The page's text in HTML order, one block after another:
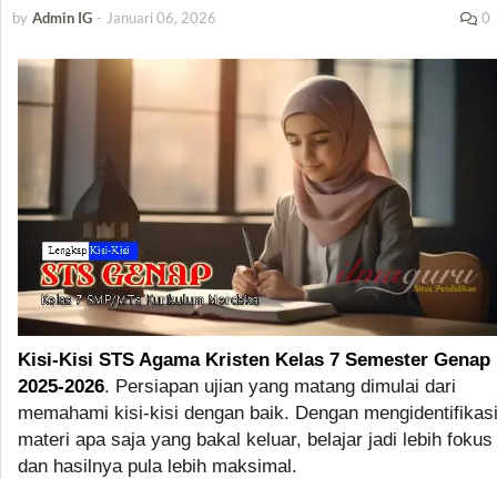
by Admin IG - Januari 06, 2026 0
Kisi-Kisi STS Agama Kristen Kelas 7 Semester Genap
2025-2026. Persiapan ujian yang matang dimulai dari
memahami kisi-kisi dengan baik. Dengan mengidentifikasi
materi apa saja yang bakal keluar, belajar jadi lebih fokus
dan hasilnya pula lebih maksimal.